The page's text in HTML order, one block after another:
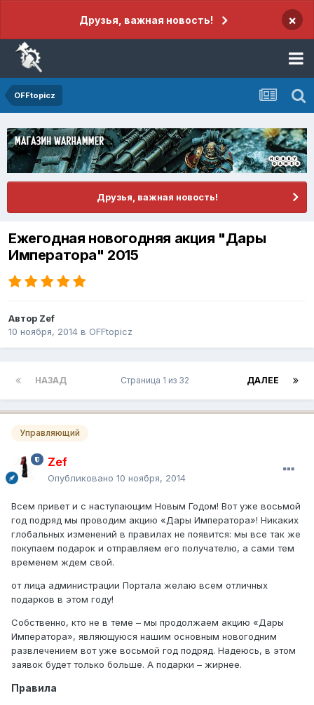
Друзья, важная новость! ×
OFFtopicz
Друзья, важная новость!
Ежегодная новогодняя акция "Дары
Императора" 2015
Автор Zef
10 ноября, 2014 в OFFtopicz
НАЗАД ДАЛЕЕ
Страница 1 из 32
Управляющий
Zef
Опубликовано 10 ноября, 2014
Всем привет и с наступающим Новым Годом! Вот уже восьмой
год подряд мы проводим акцию «Дары Императора»! Никаких
глобальных изменений в правилах не появится: мы все так же
покупаем подарок и отправляем его получателю, а сами тем
временем ждем свой.
от лица администрации Портала желаю всем отличных
подарков в этом году!
Собственно, кто не в теме – мы продолжаем акцию «Дары
Императора», являющуюся нашим основным новогодним
развлечением вот уже восьмой год подряд. Надеюсь, в этом
заявок будет только больше. А подарки – жирнее.
Правила